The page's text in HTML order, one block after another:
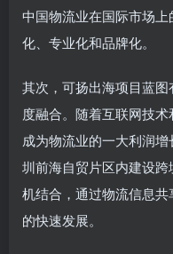
中国物流业在国际市场
化、专业化和品牌化。
其次，可扬出海项目蓝
度融合。随着互联网技
成为物流业的一大利润
圳前海自贸片区内建设
机结合，通过物流信息
的快速发展。